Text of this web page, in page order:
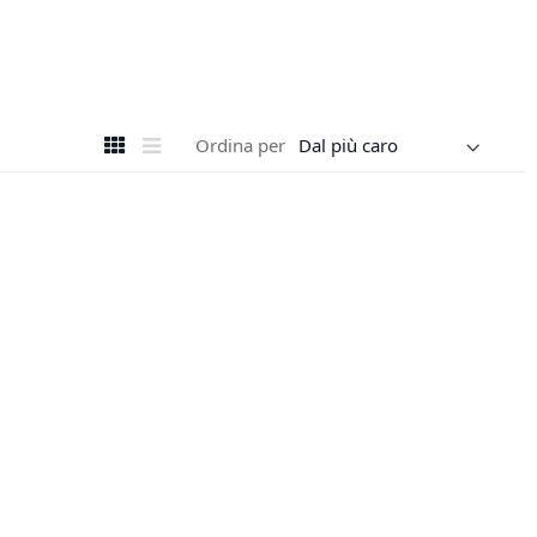
Mostra
GrigliaLista Ordina per